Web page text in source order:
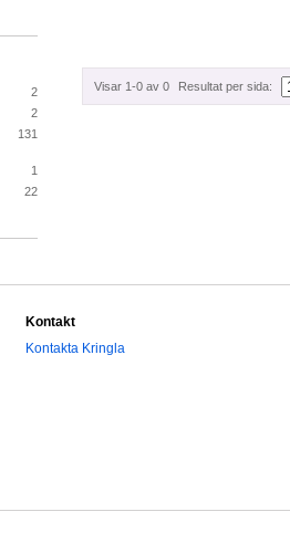
Visar 1-0 av 0 Resultat per sida:
2
2
131
1
22
Kontakt
Kontakta Kringla